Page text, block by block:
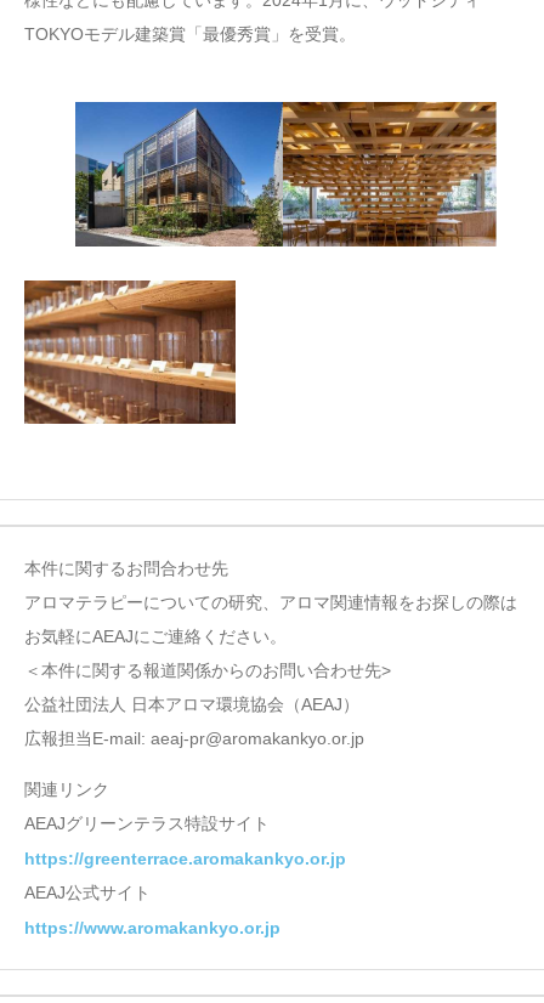
TOKYOモデル建築賞「最優秀賞」を受賞。
本件に関するお問合わせ先
アロマテラピーについての研究、アロマ関連情報をお探しの際は
お気軽にAEAJにご連絡ください。
＜本件に関する報道関係からのお問い合わせ先>
公益社団法人 日本アロマ環境協会（AEAJ）
広報担当E-mail: aeaj-pr@aromakankyo.or.jp
関連リンク
AEAJグリーンテラス特設サイト
https://greenterrace.aromakankyo.or.jp
AEAJ公式サイト
https://www.aromakankyo.or.jp